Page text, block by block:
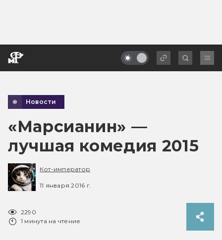
Новости
«Марсианин» —
лучшая комедия 2015
Кот-император
11 января 2016 г.
2290
1 минута на чтение